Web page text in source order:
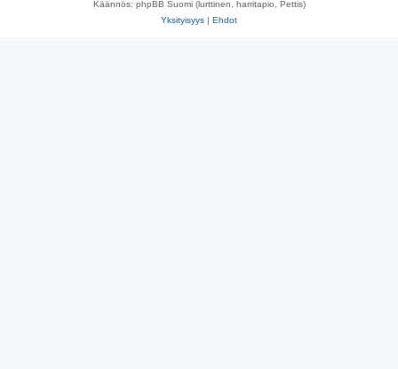
Käännös: phpBB Suomi (lurttinen, harritapio, Pettis)
Yksityisyys | Ehdot